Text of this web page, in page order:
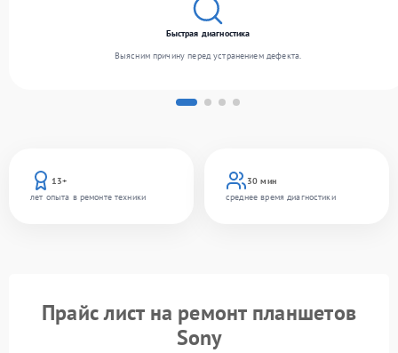
13+
лет опыта в ремонте техники
30 мин
среднее время диагностики
Быстрая диагностика
Выясним причину перед устранением дефекта.
Прайс лист на ремонт планшетов
Sony